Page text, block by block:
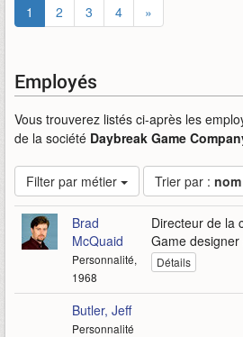
1 2 3 4 »
Employés
Vous trouverez listés ci-après les
de la société Daybreak Game
Filter par métier Trier par : nom
Brad
McQuaid
Personnalité,
1968
Directeur de la
Game designer
Détails
Butler, Jeff
Personnalité